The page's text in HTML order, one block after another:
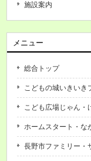
施設案内
メニュー
総合トップ
こどもの城いきいき
こども広場じゃん・
ホームスタート・な
長野市ファミリー・